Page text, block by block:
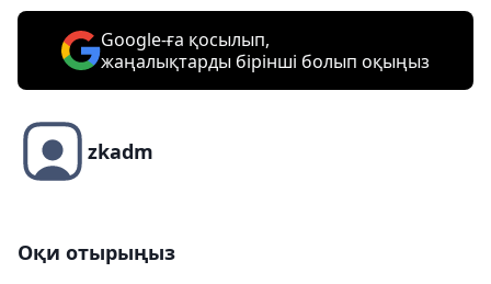
Google-ға қосылып,
жаңалықтарды бірінші болып оқыңыз
zkadm
Оқи отырыңыз